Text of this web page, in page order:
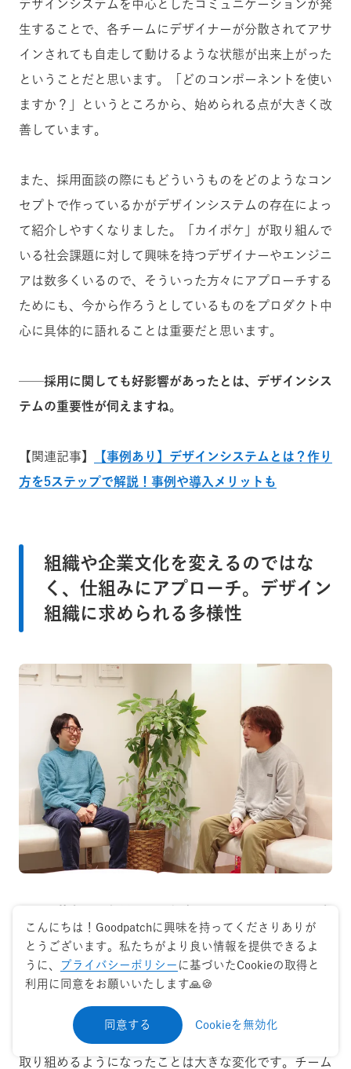
デザインシステムを中心としたコミュニケーションが発
生することで、各チームにデザイナーが分散されてアサ
インされても自走して動けるような状態が出来上がった
ということだと思います。「どのコンポーネントを使い
ますか？」というところから、始められる点が大きく改
善しています。
また、採用面談の際にもどういうものをどのようなコン
セプトで作っているかがデザインシステムの存在によっ
て紹介しやすくなりました。「カイポケ」が取り組んで
いる社会課題に対して興味を持つデザイナーやエンジニ
アは数多くいるので、そういった方々にアプローチする
ためにも、今から作ろうとしているものをプロダクト中
心に具体的に語れることは重要だと思います。
──採用に関しても好影響があったとは、デザインシス
テムの重要性が伺えますね。
【関連記事】
【事例あり】デザインシステムとは？作り
方を5ステップで解説！事例や導入メリットも
組織や企業文化を変えるのではな
く、仕組みにアプローチ。デザイン
組織に求められる多様性
んの変貌はどう映っていますか？
Goodpatch 石井：
デザイナーやエンジニアの採用が増え、組織としての規
模感が大きくなり「緊急度は低いけれど重要な部分」に
取り組めるようになったことは大きな変化です。チーム
こんにちは！Goodpatchに興味を持ってくださりありが
とうございます。私たちがより良い情報を提供できるよ
うに、
プライバシーポリシー に基づいたCookieの取得と
利用に同意をお願いいたします🙏🍪
同意する Cookieを無効化